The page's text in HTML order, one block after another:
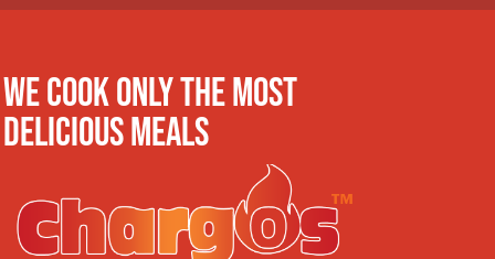
WE COOK ONLY THE MOST
DELICIOUS MEALS